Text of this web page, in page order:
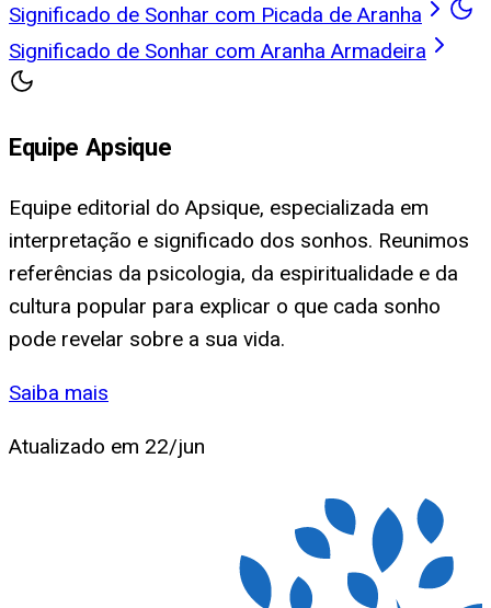
Significado de Sonhar com Picada de Aranha
Significado de Sonhar com Aranha Armadeira
Equipe Apsique
Equipe editorial do Apsique, especializada em
interpretação e significado dos sonhos. Reunimos
referências da psicologia, da espiritualidade e da
cultura popular para explicar o que cada sonho
pode revelar sobre a sua vida.
Saiba mais
Atualizado em 22/jun